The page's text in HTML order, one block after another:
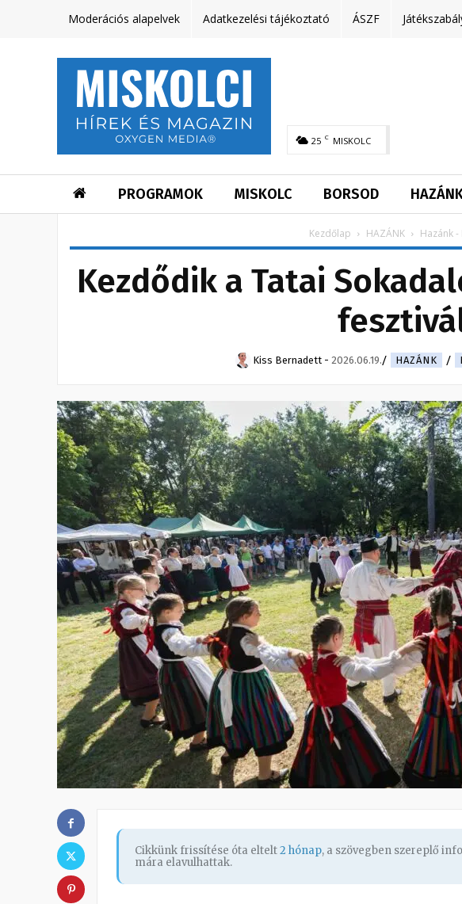
Moderációs alapelvek Adatkezelési tájékoztató ÁSZF
25 C MISKOLC
PROGRAMOK MISKOLC BORSOD
Kezdőlap HAZÁNK Hazánk
Kezdődik a Tatai
Kiss Bernadett - 2026.06.19. HAZÁNK
Cikkünk frissítése óta eltelt2 hónap, a szövegben szereplő
mára elavulhattak.